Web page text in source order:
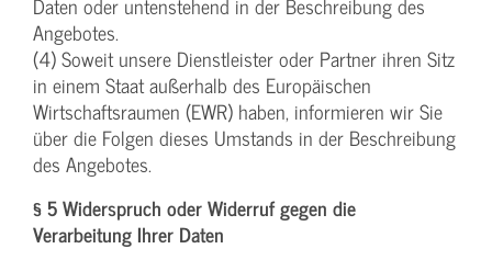
Angebotes.
(4) Soweit unsere Dienstleister oder Partner ihren Sitz
in einem Staat außerhalb des Europäischen
Wirtschaftsraumen (EWR) haben, informieren wir Sie
über die Folgen dieses Umstands in der Beschreibung
des Angebotes.
§ 5 Widerspruch oder Widerruf gegen die
Verarbeitung Ihrer Daten